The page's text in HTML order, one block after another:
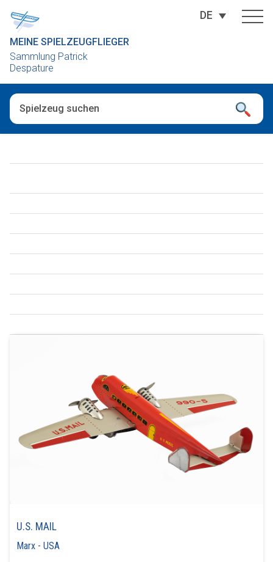
MEINE SPIELZEUGFLIEGER
Sammlung Patrick
Despature
DE
U.S. MAIL
Marx -USA